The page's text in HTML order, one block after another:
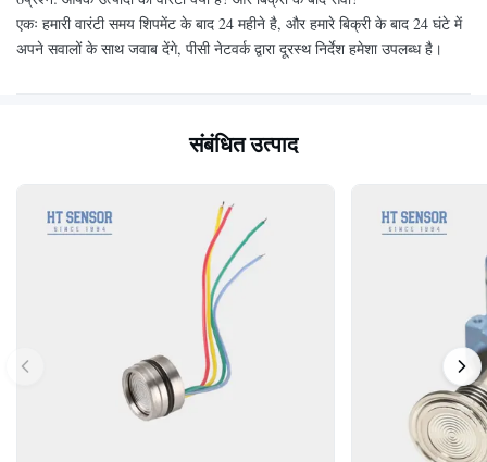
एकः हमारी वारंटी समय शिपमेंट के बाद 24 महीने है, और हमारे बिक्री के बाद 24 घंटे में
अपने सवालों के साथ जवाब देंगे, पीसी नेटवर्क द्वारा दूरस्थ निर्देश हमेशा उपलब्ध है।
संबंधित उत्पाद